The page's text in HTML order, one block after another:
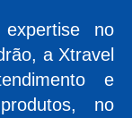
no
a Xtravel
e
no